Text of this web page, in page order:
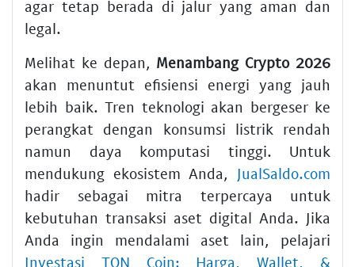
agar tetap berada di jalur yang aman dan
legal.
Melihat ke depan, Menambang Crypto 2026
akan menuntut efisiensi energi yang jauh
lebih baik. Tren teknologi akan bergeser ke
perangkat dengan konsumsi listrik rendah
namun daya komputasi tinggi. Untuk
mendukung ekosistem Anda, JualSaldo.com
hadir sebagai mitra terpercaya untuk
kebutuhan transaksi aset digital Anda. Jika
Anda ingin mendalami aset lain, pelajari
Investasi TON Coin: Harga, Wallet, &